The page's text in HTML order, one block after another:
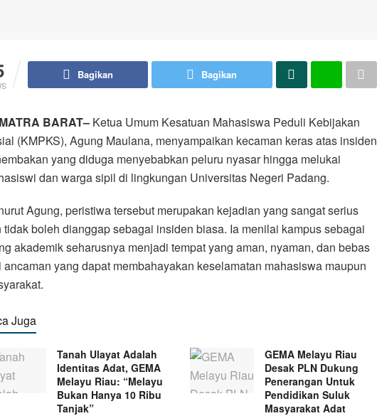
Bagikan Bagikan
BARAT–Ketua Umum Kesatuan Mahasiswa Peduli Kebijakan
(KMPKS), Agung Maulana, menyampaikan kecaman keras atas insiden
yang diduga menyebabkan peluru nyasar hingga melukai
dan warga sipil di lingkungan Universitas Negeri Padang.
Agung, peristiwa tersebut merupakan kejadian yang sangat serius
tidak boleh dianggap sebagai insiden biasa. Ia menilai kampus sebagai
akademik seharusnya menjadi tempat yang aman, nyaman, dan bebas
ancaman yang dapat membahayakan keselamatan mahasiswa maupun
Juga
Tanah Ulayat Adalah
Identitas Adat, GEMA
Melayu Riau: “Melayu
Bukan Hanya 10 Ribu
Tanjak”
GEMA Melayu Riau
Desak PLN Dukung
Penerangan Untuk
Pendidikan Suluk
Masyarakat Adat